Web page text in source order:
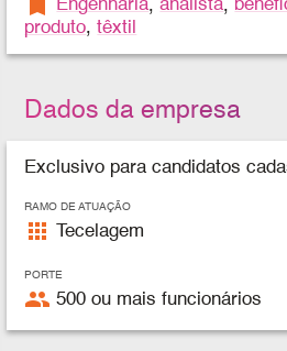
Engenharia,analista,
produto,têxtil
Dados da empresa
Exclusivo para candidatos
RAMO DE ATUAÇÃO
apps Tecelagem
PORTE
people 500 ou mais funcionários